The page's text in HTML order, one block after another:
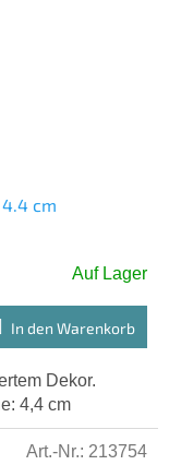
cm
Auf Lager
In den Warenkorb
Dekor.
4,4 cm
Art.-Nr.: 213754